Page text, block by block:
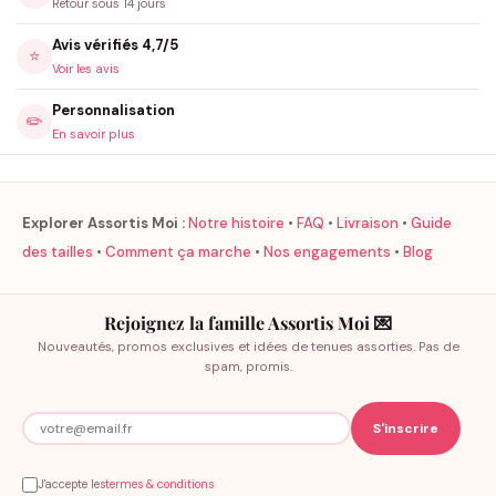
Retour sous 14 jours
⭐
Avis vérifiés 4,7/5
Voir les avis
✏️
Personnalisation
En savoir plus
Explorer Assortis Moi :Notre histoire • FAQ • Livraison • Guide
des tailles • Comment ça marche • Nos engagements • Blog
Rejoignez la famille Assortis Moi 💌
Nouveautés, promos exclusives et idées de tenues assorties. Pas de
spam, promis.
J'accepte lestermes & conditions